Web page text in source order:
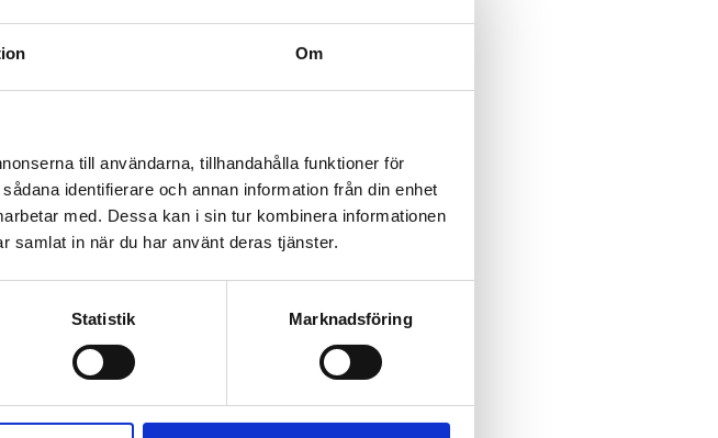
Om
till användarna, tillhandahålla funktioner för
identifierare och annan information från din enhet
med. Dessa kan i sin tur kombinera informationen
samlat in när du har använt deras tjänster.
Statistik Marknadsföring